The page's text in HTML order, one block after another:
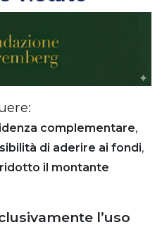
complementare,
di aderire ai fondi,
il montante
l’uso